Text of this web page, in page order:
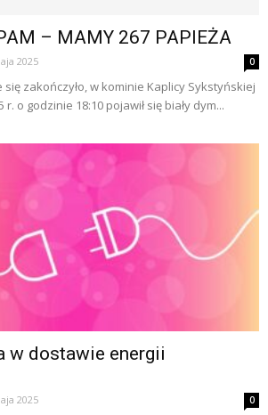
– MAMY 267 PAPIEŻA
2025 0
się zakończyło, w kominie Kaplicy Sykstyńskiej
o godzinie 18:10 pojawił się biały dym...
w dostawie energii
2025 0